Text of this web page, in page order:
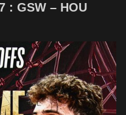
: GSW – HOU